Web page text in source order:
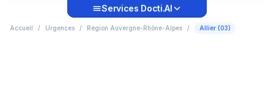
Services Docti.AI
Accueil / Urgences / Région Auvergne-Rhône-Alpes / Allier (03)